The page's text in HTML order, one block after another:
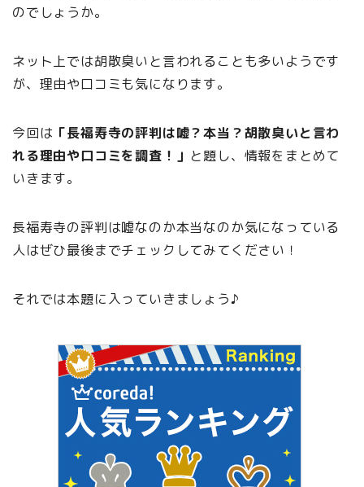
のでしょうか。
ネット上では胡散臭いと言われることも多いようです
が、理由や口コミも気になります。
今回は 「長福寿寺の評判は嘘？本当？胡散臭いと言わ
れる理由や口コミを調査！」 と題し、情報をまとめて
いきます。
長福寿寺の評判は嘘なのか本当なのか気になっている
人はぜひ最後までチェックしてみてください！
それでは本題に入っていきましょう♪